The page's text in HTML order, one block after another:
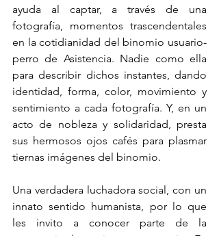
ayuda al captar, a través de una
fotografía, momentos trascendentales
en la cotidianidad del binomio usuario-
perro de Asistencia. Nadie como ella
para describir dichos instantes, dando
identidad, forma, color, movimiento y
sentimiento a cada fotografía. Y, en un
acto de nobleza y solidaridad, presta
sus hermosos ojos cafés para plasmar
tiernas imágenes del binomio.
Una verdadera luchadora social, con un
innato sentido humanista, por lo que
les invito a conocer parte de la